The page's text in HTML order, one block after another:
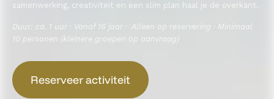
samenwerking, creativiteit en een slim plan haal je de overkant.
Duur: ca. 1 uur · Vanaf 16 jaar · Alleen op reservering · Minimaal
10 personen (kleinere groepen op aanvraag)
Reserveer activiteit